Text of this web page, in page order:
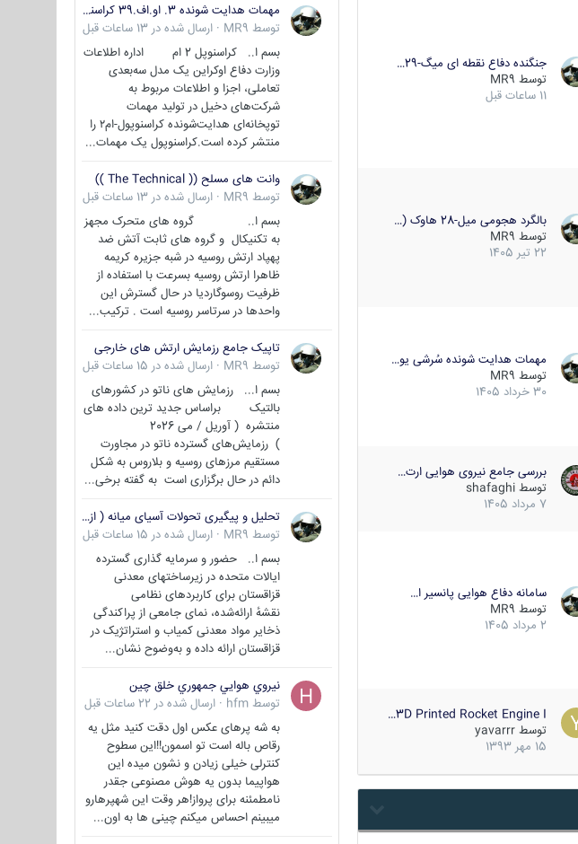
جنگنده دفاع نقطه ای میگ-29…
توسط MR9
11 ساعات قبل
بالگرد هجومی میل-28 هاوک (…
توسط MR9
22 تیر 1405
مهمات هدایت شونده سُرشی یو…
توسط MR9
30 خرداد 1405
بررسی جامع نیروی هوایی ارت…
توسط shafaghi
7 مرداد 1405
سامانه دفاع هوایی پانسیر ا…
توسط MR9
2 مرداد 1405
3D Printed Rocket Engine I…
توسط yavarrr
15 مهر 1393
مهمات هدایت شونده 3. او.اف.39 کراسنوپل/بصیر( Krasnopol 3OF39 )
توسط MR9
· ارسال شده در 13 ساعات قبل
بسم ا.. کراسنوپل 2 ام اداره اطلاعات
وزارت دفاع اوکراین یک مدل سه‌بعدی
تعاملی، اجزا و اطلاعات مربوط به
شرکت‌های دخیل در تولید مهمات
توپخانه‌ای هدایت‌شونده کراسنوپول-ام۲ را
منتشر کرده است.کراسنوپول یک مهمات...
وانت های مسلح (( The Technical ))
توسط MR9
· ارسال شده در 13 ساعات قبل
بسم ا.. گروه های متحرک مجهز
به تکنیکال و گروه های ثابت آتش ضد
پهپاد ارتش روسیه در شبه جزیره کریمه
ظاهرا ارتش روسیه بسرعت با استفاده از
ظرفیت روسوگاردیا در حال گسترش این
واحدها در سرتاسر روسیه است . ترکیب...
تاپیک جامع رزمایش ارتش های خارجی
توسط MR9
· ارسال شده در 15 ساعات قبل
بسم ا... رزمایش های ناتو در کشورهای
بالتیک براساس جدید ترین داده های
منتشره ( آوریل / می 2026
) رزمایش‌های گسترده ناتو در مجاورت
مستقیم مرزهای روسیه و بلاروس به شکل
دائم در حال برگزاری است به گفته برخی...
تحلیل و پیگیری تحولات آسیای میانه ( ازبکستان، تاجیکستان، ترکمنستان، قزاقستان و قرقیزستان )
توسط MR9
· ارسال شده در 15 ساعات قبل
بسم ا.. حضور و سرمایه گذاری گسترده
ایالات متحده در زیرساختهای معدنی
قزاقستان برای کاربردهای نظامی
نقشهٔ ارائه‌شده، نمای جامعی از پراکندگی
ذخایر مواد معدنی کمیاب و استراتژیک در
قزاقستان ارائه داده و به‌وضوح نشان...
نيروي هوايي جمهوري خلق چين
توسط hfm
· ارسال شده در 22 ساعات قبل
به شه پرهای عکس اول دقت کنید مثل یه
رقاص باله است تو اسمون!!این سطوح
کنترلی خیلی زیادن و نشون میده این
هواپیما بدون یه هوش مصنوعی جقدر
نامطمئنه برای پرواز!هر وقت این شهپرهارو
میبینم احساس میکنم چینی ها به اون...